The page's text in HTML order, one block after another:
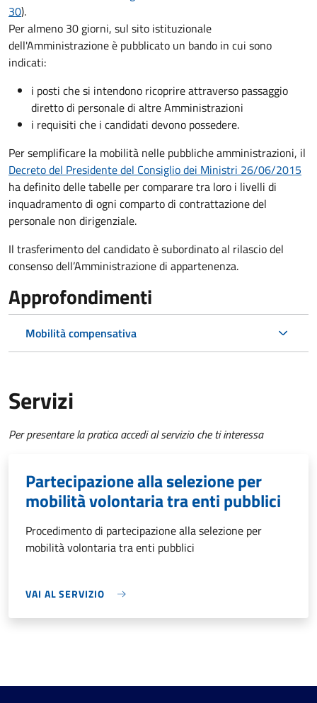
30).
Per almeno 30 giorni, sul sito istituzionale
dell'Amministrazione è pubblicato un bando in cui sono
indicati:
i posti che si intendono ricoprire attraverso passaggio
diretto di personale di altre Amministrazioni
i requisiti che i candidati devono possedere.
Per semplificare la mobilità nelle pubbliche amministrazioni, il
Decreto del Presidente del Consiglio dei Ministri 26/06/2015
ha definito delle tabelle per comparare tra loro i livelli di
inquadramento di ogni comparto di contrattazione del
personale non dirigenziale.
Il trasferimento del candidato è subordinato al rilascio del
consenso dell’Amministrazione di appartenenza.
Approfondimenti
Mobilità compensativa
Servizi
Per presentare la pratica accedi al servizio che ti interessa
Partecipazione alla selezione per
mobilità volontaria tra enti pubblici
Procedimento di partecipazione alla selezione per
mobilità volontaria tra enti pubblici
VAI AL SERVIZIO